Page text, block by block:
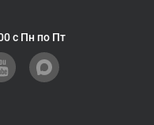
с Пн по Пт